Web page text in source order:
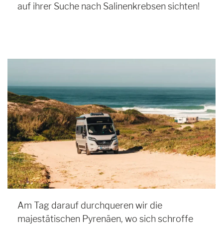
auf ihrer Suche nach Salinenkrebsen sichten!
Am Tag darauf durchqueren wir die
majestätischen Pyrenäen, wo sich schroffe